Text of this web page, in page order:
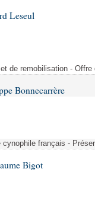
Leseul
de remobilisation -
Bonnecarrère
français -
Bigot